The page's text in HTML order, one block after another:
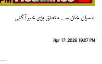
عمران خان سے متعلق بڑی خبر آگئی
Apr 17, 2026 10:07 PM